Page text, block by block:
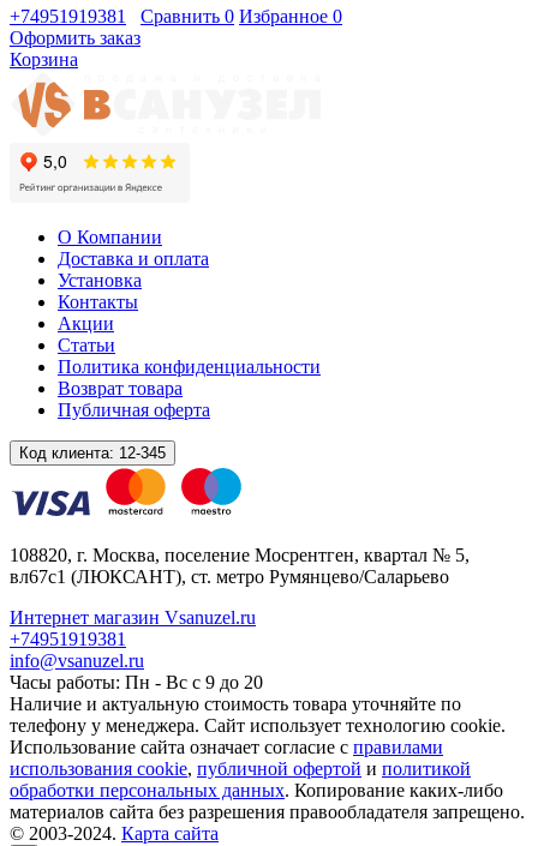
+74951919381 Сравнить 0 Избранное 0
Оформить заказ
Корзина
О Компании
Доставка и оплата
Установка
Контакты
Акции
Статьи
Политика конфиденциальности
Возврат товара
Публичная оферта
Код клиента: 12-345
108820, г. Москва, поселение Мосрентген, квартал № 5,
вл67с1 (ЛЮКСАНТ), ст. метро Румянцево/Саларьево
Интернет магазин Vsanuzel.ru
+74951919381
info@vsanuzel.ru
Часы работы: Пн - Вс с 9 до 20
Наличие и актуальную стоимость товара уточняйте по
телефону у менеджера. Сайт использует технологию cookie.
Использование сайта означает согласие с правилами
использования cookie, публичной офертой и политикой
обработки персональных данных. Копирование каких-либо
материалов сайта без разрешения правообладателя запрещено.
© 2003-2024. Карта сайта